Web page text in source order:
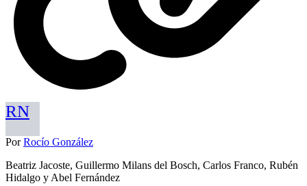
RN
PorRocío González
Beatriz Jacoste, Guillermo Milans del Bosch, Carlos Franco, Rubén
Hidalgo y Abel Fernández